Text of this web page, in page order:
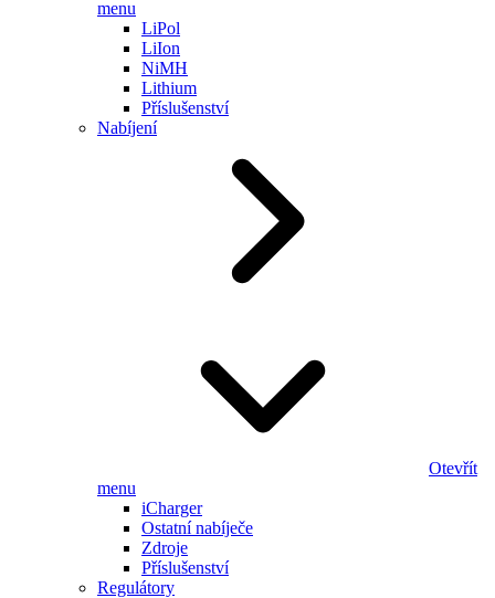
menu
LiPol
LiIon
NiMH
Lithium
Příslušenství
Nabíjení
Otevřít
menu
iCharger
Ostatní nabíječe
Zdroje
Příslušenství
Regulátory